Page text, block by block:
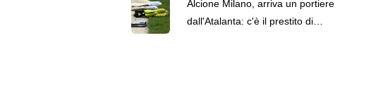
Alcione Milano, arriva un portiere
dall'Atalanta: c'è il prestito di